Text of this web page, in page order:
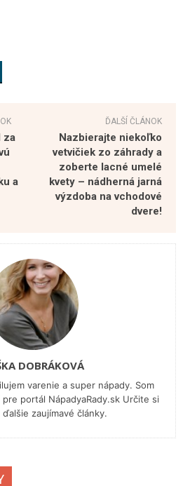
za
a
ĎALŠÍ ČLÁNOK
Nazbierajte niekoľko
vetvičiek zo záhrady a
zoberte lacné umelé
kvety – nádherná jarná
výzdoba na vchodové
dvere!
DOBRÁKOVÁ
varenie a super nápady. Som
portál NápadyaRady.sk Určite si
zaujímavé články.